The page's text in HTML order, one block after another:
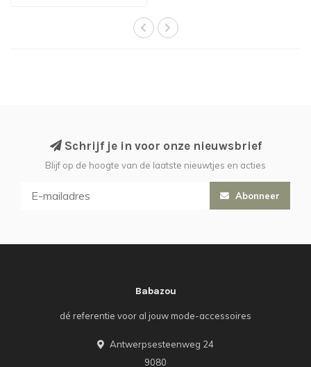
Schrijf je in voor onze nieuwsbrief
Blijf op de hoogte van de laatste nieuwtjes en acties
Abonneer
Babazou
dé referentie voor al jouw mode-accessoires
Antwerpsesteenweg 24
9080